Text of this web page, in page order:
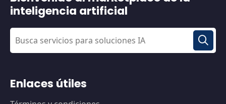
inteligencia artificial
Enlaces útiles